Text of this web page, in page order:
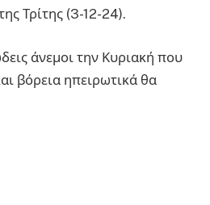
Τρίτης (3-12-24).
άνεμοι την Κυριακή που
βόρεια ηπειρωτικά θα